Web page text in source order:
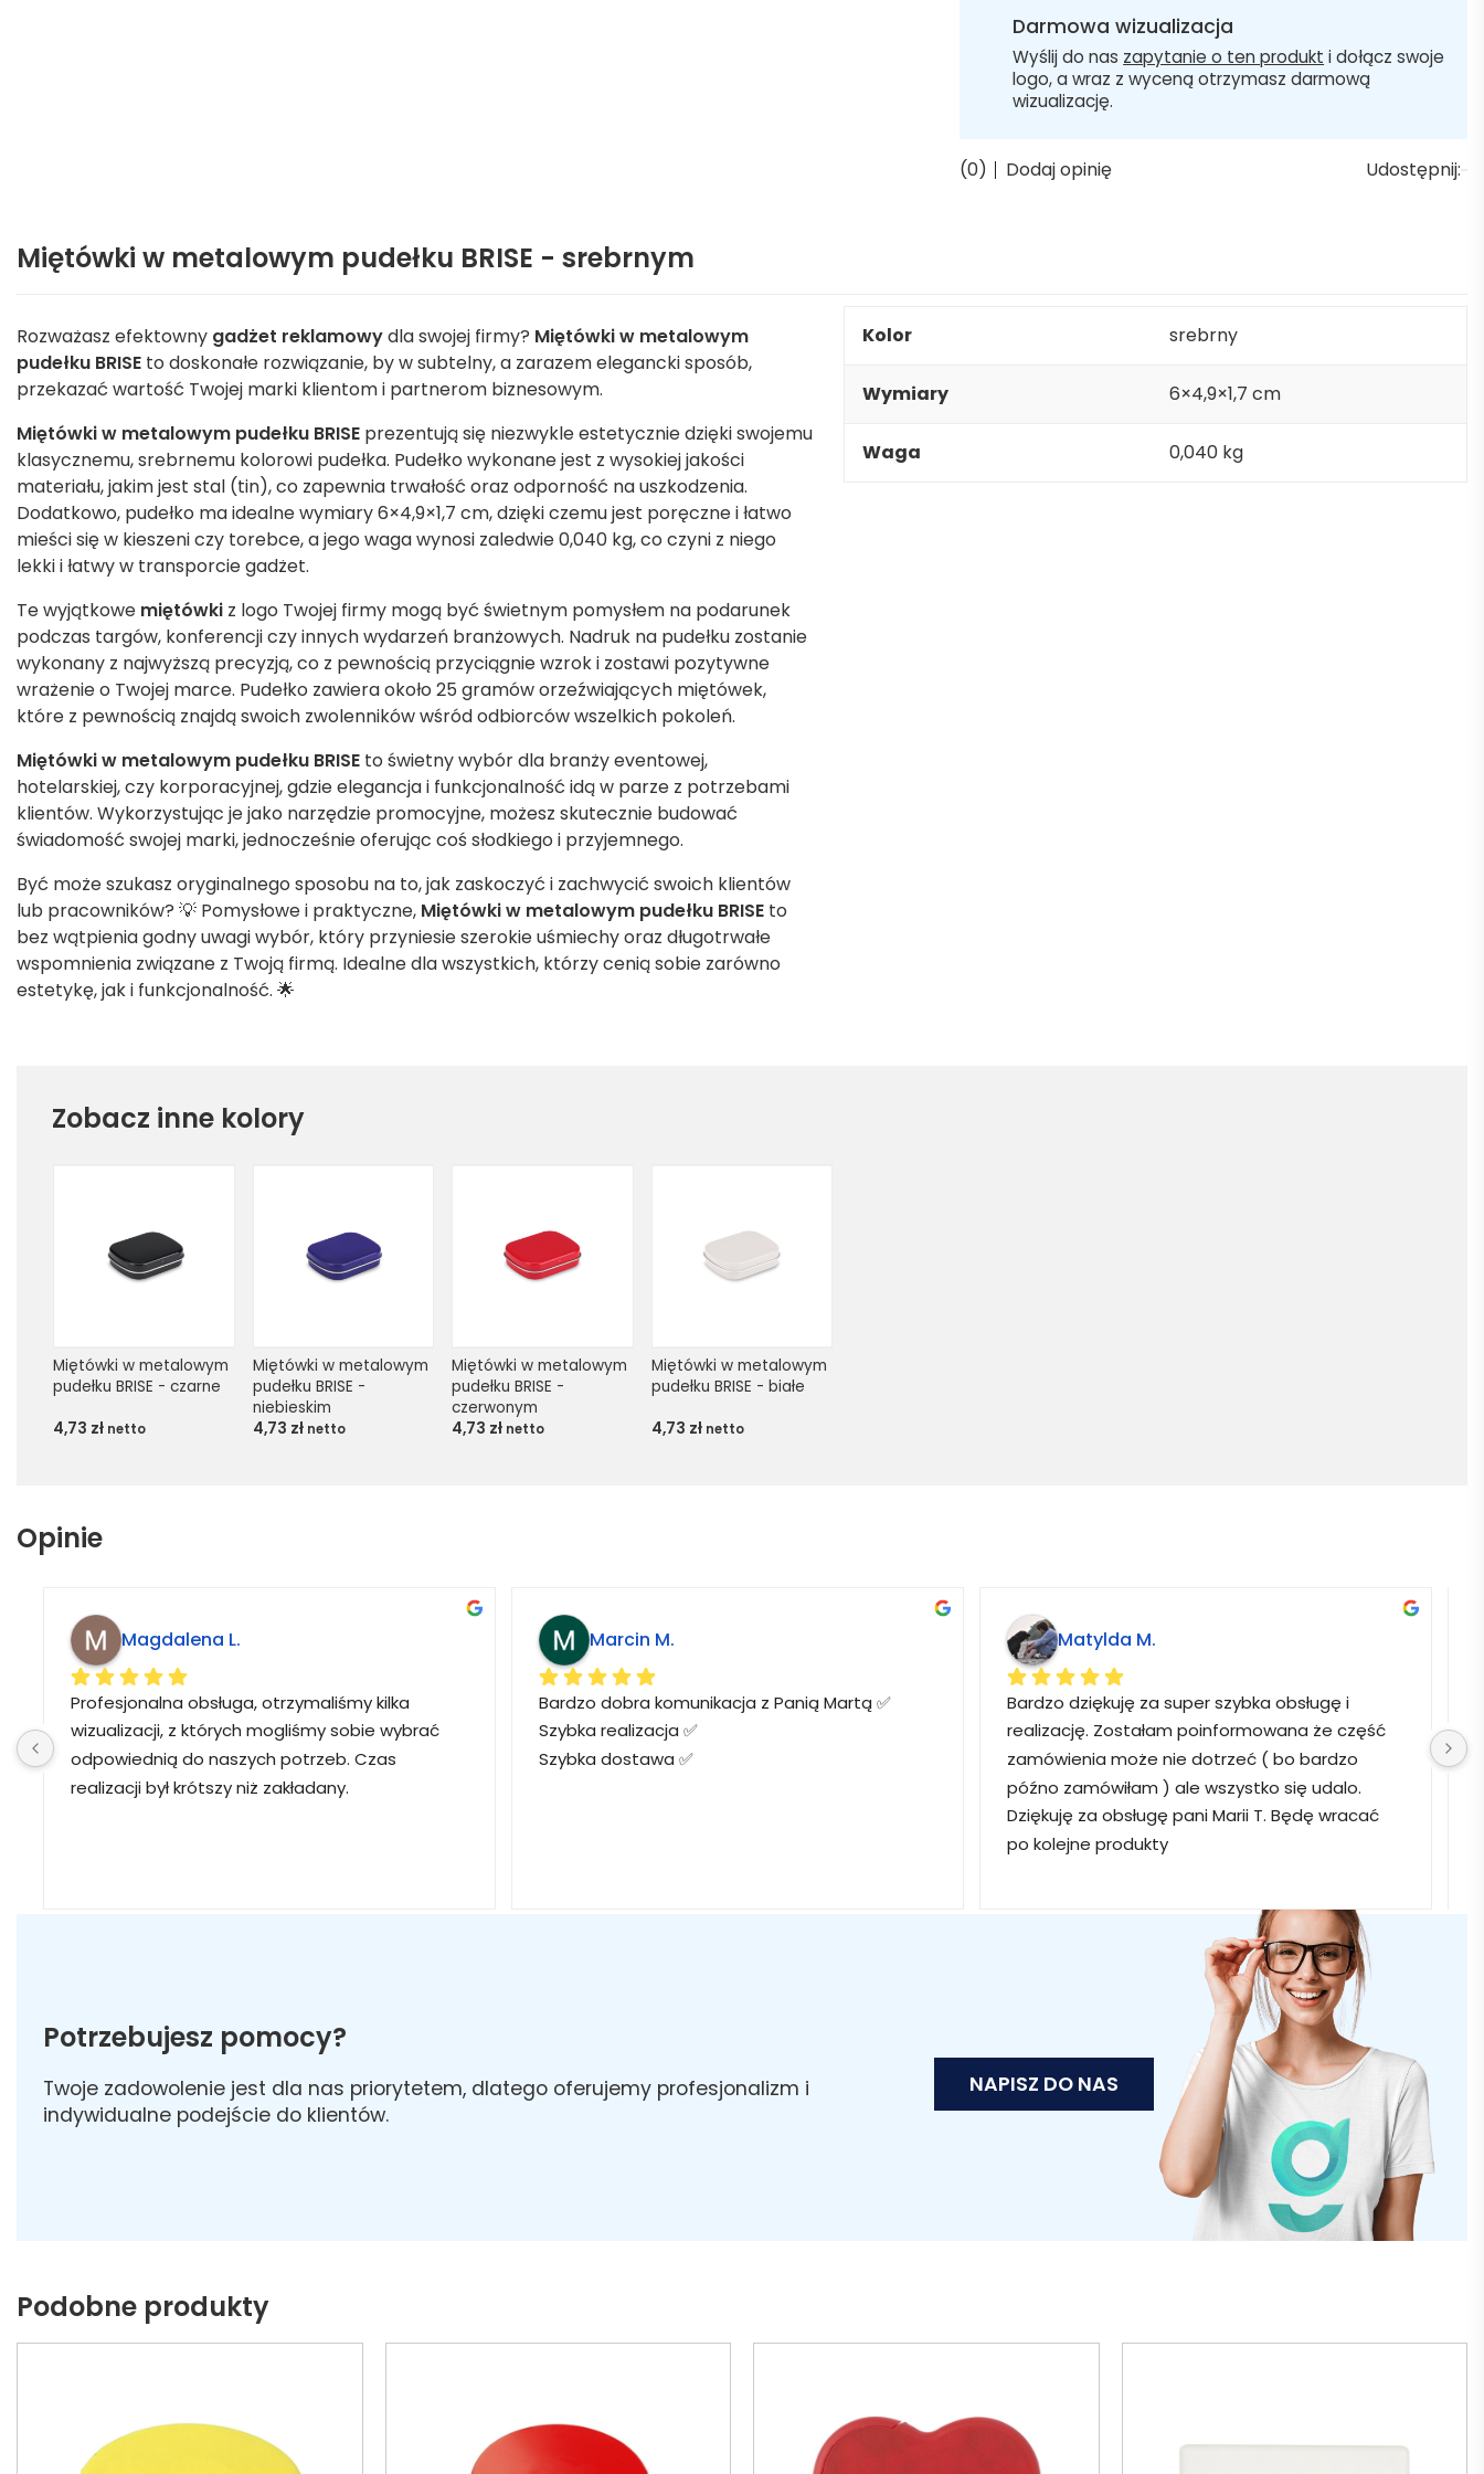
Darmowa wizualizacja
Wyślij do nas zapytanie o ten produkt i dołącz swoje
logo, a wraz z wyceną otrzymasz darmową
wizualizację.
(0) Dodaj opinię Udostępnij:
Miętówki w metalowym pudełku BRISE - srebrnym
Rozważasz efektowny gadżet reklamowydla swojej firmy? Miętówki w metalowym
pudełku BRISE to doskonałe rozwiązanie, by w subtelny, a zarazem elegancki sposób,
przekazać wartość Twojej marki klientom i partnerom biznesowym.
Miętówki w metalowym pudełku BRISE prezentują się niezwykle estetycznie dzięki swojemu
klasycznemu, srebrnemu kolorowi pudełka. Pudełko wykonane jest z wysokiej jakości
materiału, jakim jest stal (tin), co zapewnia trwałość oraz odporność na uszkodzenia.
Dodatkowo, pudełko ma idealne wymiary 6×4,9×1,7 cm, dzięki czemu jest poręczne i łatwo
mieści się w kieszeni czy torebce, a jego waga wynosi zaledwie 0,040 kg, co czyni z niego
lekki i łatwy w transporcie gadżet.
Te wyjątkowe miętówki z logo Twojej firmy mogą być świetnym pomysłem na podarunek
podczas targów, konferencji czy innych wydarzeń branżowych. Nadruk na pudełku zostanie
wykonany z najwyższą precyzją, co z pewnością przyciągnie wzrok i zostawi pozytywne
wrażenie o Twojej marce. Pudełko zawiera około 25 gramów orzeźwiających miętówek,
które z pewnością znajdą swoich zwolenników wśród odbiorców wszelkich pokoleń.
Miętówki w metalowym pudełku BRISE to świetny wybór dla branży eventowej,
hotelarskiej, czy korporacyjnej, gdzie elegancja i funkcjonalność idą w parze z potrzebami
klientów. Wykorzystując je jako narzędzie promocyjne, możesz skutecznie budować
świadomość swojej marki, jednocześnie oferując coś słodkiego i przyjemnego.
Być może szukasz oryginalnego sposobu na to, jak zaskoczyć i zachwycić swoich klientów
lub pracowników? 💡 Pomysłowe i praktyczne, Miętówki w metalowym pudełku BRISE to
bez wątpienia godny uwagi wybór, który przyniesie szerokie uśmiechy oraz długotrwałe
wspomnienia związane z Twoją firmą. Idealne dla wszystkich, którzy cenią sobie zarówno
estetykę, jak i funkcjonalność. 🌟
Kolor srebrny
Wymiary 6×4,9×1,7 cm
Waga 0,040 kg
Zobacz inne kolory
Miętówki w metalowym
pudełku BRISE - czarne
4,73 zł netto
Miętówki w metalowym
pudełku BRISE -
niebieskim
4,73 zł netto
Miętówki w metalowym
pudełku BRISE -
czerwonym
4,73 zł netto
Miętówki w metalowym
pudełku BRISE - białe
4,73 zł netto
Opinie
Magdalena L.
Profesjonalna obsługa, otrzymaliśmy kilka
wizualizacji, z których mogliśmy sobie wybrać
odpowiednią do naszych potrzeb. Czas
realizacji był krótszy niż zakładany.
Marcin M.
Bardzo dobra komunikacja z Panią Martą ✅
Szybka realizacja ✅
Szybka dostawa ✅
Matylda M.
Bardzo dziękuję za super szybka obsługę i
realizację. Zostałam poinformowana że część
zamówienia może nie dotrzeć ( bo bardzo
późno zamówiłam ) ale wszystko się udalo.
Dziękuję za obsługę pani Marii T. Będę wracać
po kolejne produkty
Potrzebujesz pomocy?
Twoje zadowolenie jest dla nas priorytetem, dlatego oferujemy profesjonalizm i
indywidualne podejście do klientów.
NAPISZ DO NAS
Podobne produkty